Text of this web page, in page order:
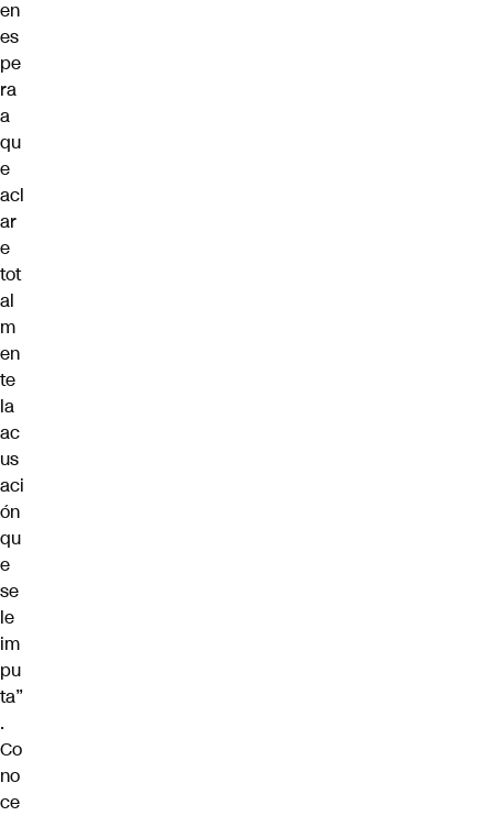
en
es
pe
ra
a
qu
e
acl
ar
e
tot
al
m
en
te
la
ac
us
aci
ón
qu
e
se
le
im
pu
ta”
.
Co
no
ce